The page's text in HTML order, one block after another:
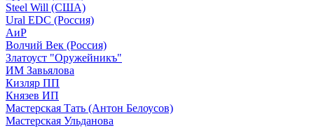
Steel Will (США)
Ural EDC (Россия)
АиР
Волчий Век (Россия)
Златоуст "Оружейникъ"
ИМ Завьялова
Кизляр ПП
Князев ИП
Мастерская Тать (Антон Белоусов)
Мастерская Ульданова